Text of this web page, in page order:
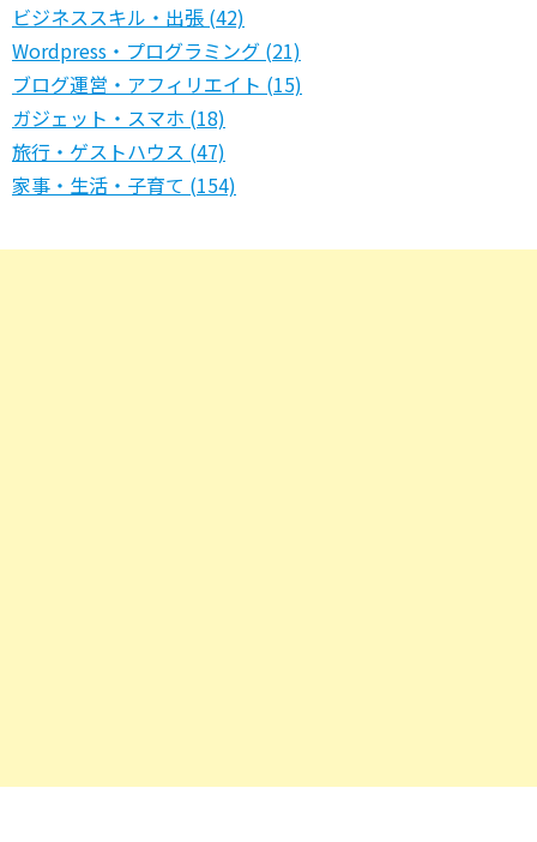
ビジネススキル・出張 (42)
Wordpress・プログラミング (21)
ブログ運営・アフィリエイト (15)
ガジェット・スマホ (18)
旅行・ゲストハウス (47)
家事・生活・子育て (154)